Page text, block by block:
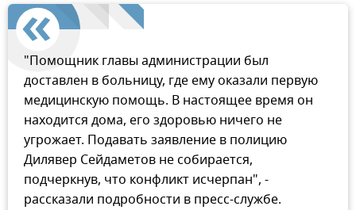
"Помощник главы администрации был
доставлен в больницу, где ему оказали первую
медицинскую помощь. В настоящее время он
находится дома, его здоровью ничего не
угрожает. Подавать заявление в полицию
Дилявер Сейдаметов не собирается,
подчеркнув, что конфликт исчерпан", -
рассказали подробности в пресс-службе.